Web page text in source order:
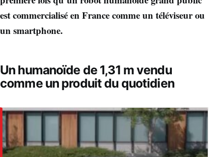
est commercialisé en France comme un téléviseur ou
un smartphone.
Un humanoïde de 1,31 m vendu
comme un produit du quotidien